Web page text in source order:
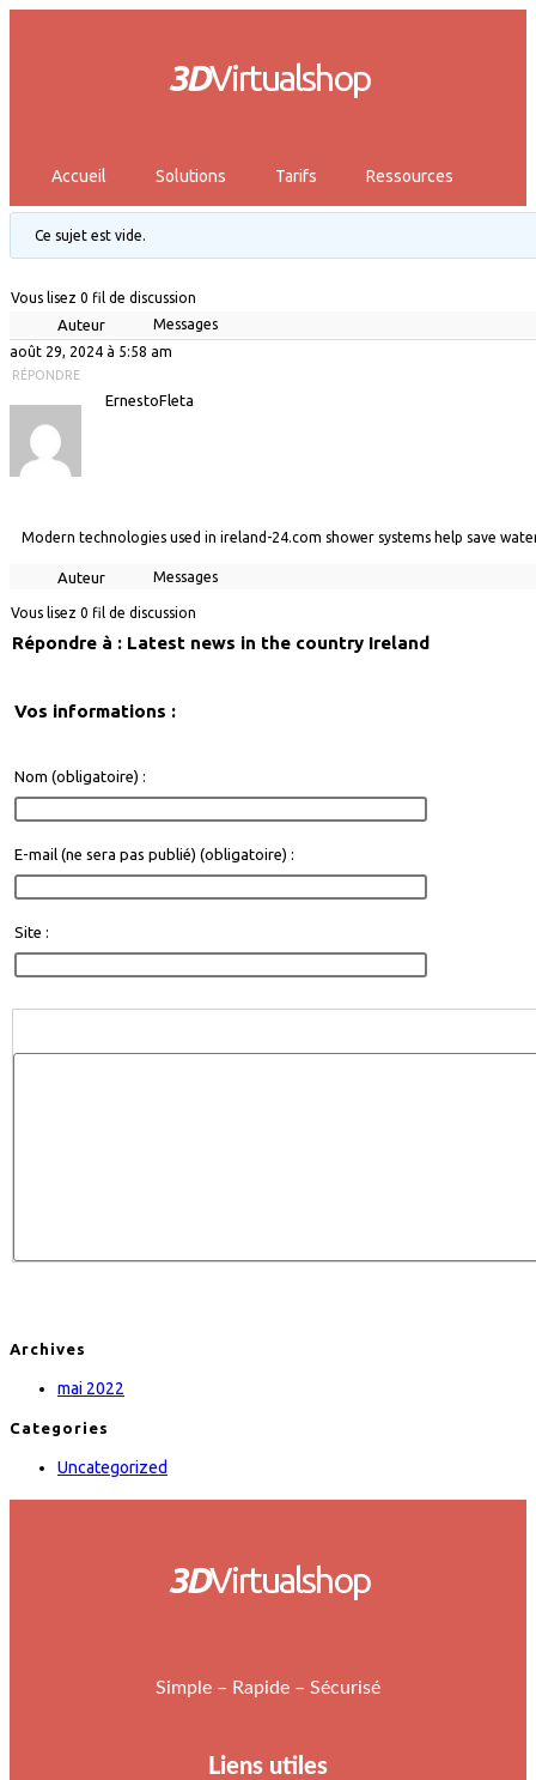
3DVirtualshop
Accueil Solutions Tarifs Ressources
Ce sujet est vide.
Vous lisez 0 fil de discussion
Auteur
Messages
août 29, 2024 à 5:58 am
RÉPONDRE
ErnestoFleta
Modern technologies used in ireland-24.com shower systems help save
Auteur Messages
Vous lisez 0 fil de discussion
Répondre à : Latest news in the country Ireland
Vos informations :
Nom (obligatoire) :
E-mail (ne sera pas publié) (obligatoire) :
Site :
Archives
mai 2022
Categories
Uncategorized
3DVirtualshop
Simple – Rapide – Sécurisé
Liens utiles